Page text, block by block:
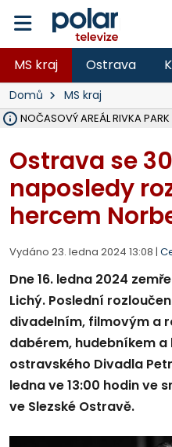
MS kraj Ostrava
Domů MS kraj
AREÁL RIVKA
Ostrava se
naposledy
hercem
Vydáno 23. ledna 2024 13:08 |
Dne 16. ledna 2024
Lichý. Poslední
divadelním, filmovým a
dabérem, hudebníkem
ostravského Divadla
ledna ve 13:00 hodin ve
ve Slezské Ostravě.